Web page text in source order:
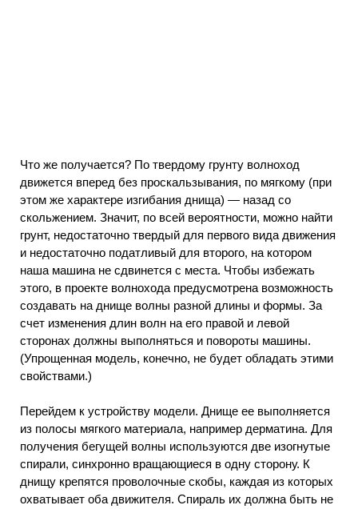
Что же получается? По твердому грунту волноход
движется вперед без проскальзывания, по мягкому (при
этом же характере изгибания днища) — назад со
скольжением. Значит, по всей вероятности, можно найти
грунт, недостаточно твердый для первого вида движения
и недостаточно податливый для второго, на котором
наша машина не сдвинется с места. Чтобы избежать
этого, в проекте волнохода предусмотрена возможность
создавать на днище волны разной длины и формы. За
счет изменения длин волн на его правой и левой
сторонах должны выполняться и повороты машины.
(Упрощенная модель, конечно, не будет обладать этими
свойствами.)
Перейдем к устройству модели. Днище ее выполняется
из полосы мягкого материала, например дерматина. Для
получения бегущей волны используются две изогнутые
спирали, синхронно вращающиеся в одну сторону. К
днищу крепятся проволочные скобы, каждая из которых
охватывает оба движителя. Спираль их должна быть не